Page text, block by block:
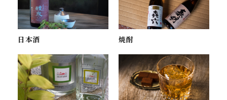
日本酒 焼酎